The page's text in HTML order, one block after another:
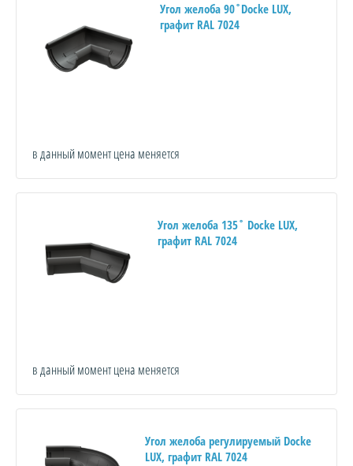
Угол желоба 90˚Docke LUX,
графит RAL 7024
в данный момент цена меняется
Угол желоба 135˚ Docke LUX,
графит RAL 7024
в данный момент цена меняется
Угол желоба регулируемый Docke
LUX, графит RAL 7024